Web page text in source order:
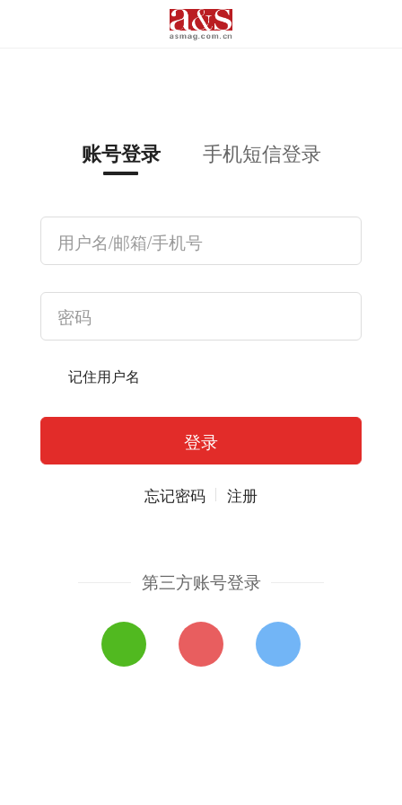
账号登录 手机短信登录
记住用户名
忘记密码 注册
第三方账号登录